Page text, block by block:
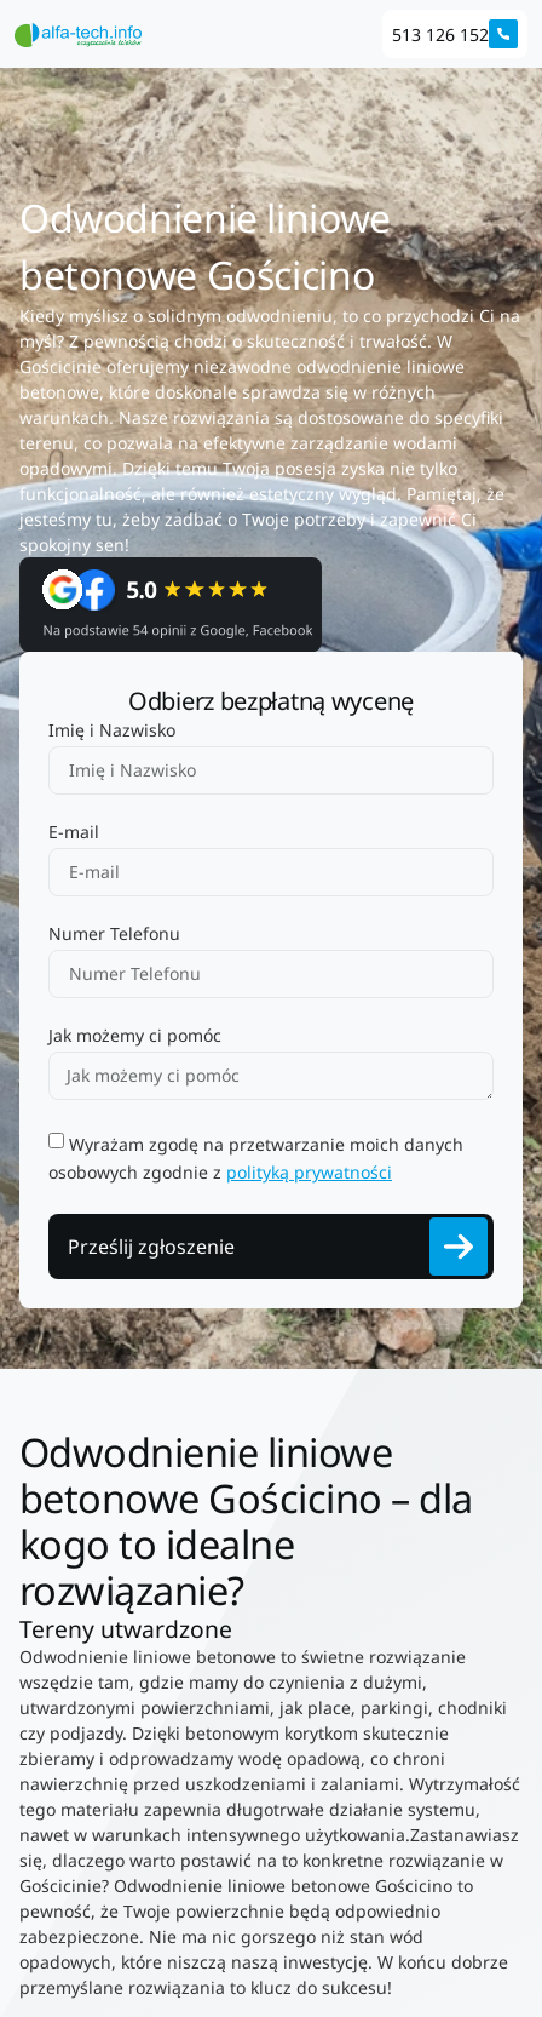
513 126 152
Odwodnienie liniowe
betonowe Gościcino
Kiedy myślisz o solidnym odwodnieniu, to co przychodzi Ci na
myśl? Z pewnością chodzi o skuteczność i trwałość. W
Gościcinie oferujemy niezawodne odwodnienie liniowe
betonowe, które doskonale sprawdza się w różnych
warunkach. Nasze rozwiązania są dostosowane do specyfiki
terenu, co pozwala na efektywne zarządzanie wodami
opadowymi. Dzięki temu Twoja posesja zyska nie tylko
funkcjonalność, ale również estetyczny wygląd. Pamiętaj, że
jesteśmy tu, żeby zadbać o Twoje potrzeby i zapewnić Ci
spokojny sen!
Odbierz bezpłatną wycenę
Imię i Nazwisko
E-mail
Numer Telefonu
Jak możemy ci pomóc
Wyrażam zgodę na przetwarzanie moich danych
osobowych zgodnie z polityką prywatności
Prześlij zgłoszenie
Odwodnienie liniowe
betonowe Gościcino – dla
kogo to idealne
rozwiązanie?
Tereny utwardzone
Odwodnienie liniowe betonowe to świetne rozwiązanie
wszędzie tam, gdzie mamy do czynienia z dużymi,
utwardzonymi powierzchniami, jak place, parkingi, chodniki
czy podjazdy. Dzięki betonowym korytkom skutecznie
zbieramy i odprowadzamy wodę opadową, co chroni
nawierzchnię przed uszkodzeniami i zalaniami. Wytrzymałość
tego materiału zapewnia długotrwałe działanie systemu,
nawet w warunkach intensywnego użytkowania.Zastanawiasz
się, dlaczego warto postawić na to konkretne rozwiązanie w
Gościcinie? Odwodnienie liniowe betonowe Gościcino to
pewność, że Twoje powierzchnie będą odpowiednio
zabezpieczone. Nie ma nic gorszego niż stan wód
opadowych, które niszczą naszą inwestycję. W końcu dobrze
przemyślane rozwiązania to klucz do sukcesu!